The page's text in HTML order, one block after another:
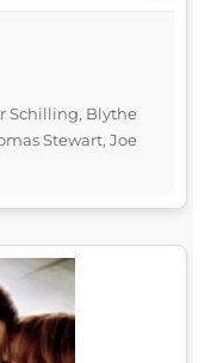
Schilling, Blythe
Stewart, Joe